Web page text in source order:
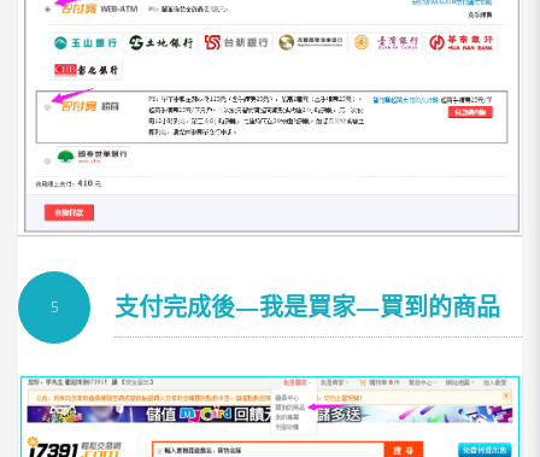
5 支付完成後—我是買家—買到的商品
—提取卡密